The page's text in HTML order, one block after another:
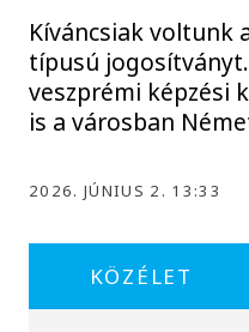
Kíváncsiak voltunk
típusú
veszprémi képzési
is a városban
2026. JÚNIUS 2. 13:33
KÖZÉLET